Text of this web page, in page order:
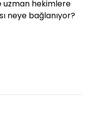
uzman hekimlere
neye bağlanıyor?